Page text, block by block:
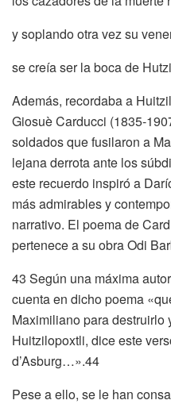
y soplando otra vez su
se creía ser la boca de
Además, recordaba a
Giosuè Carducci (1835-
soldados que fusilaron a
lejana derrota ante los
este recuerdo inspiró a
más admirables y
narrativo. El poema de
pertenece a su obra Odi
43 Según una máxima
cuenta en dicho poema
Maximiliano para
Huitzilopoxtli, dice este
d’Asburg…».44
Pese a ello, se le han